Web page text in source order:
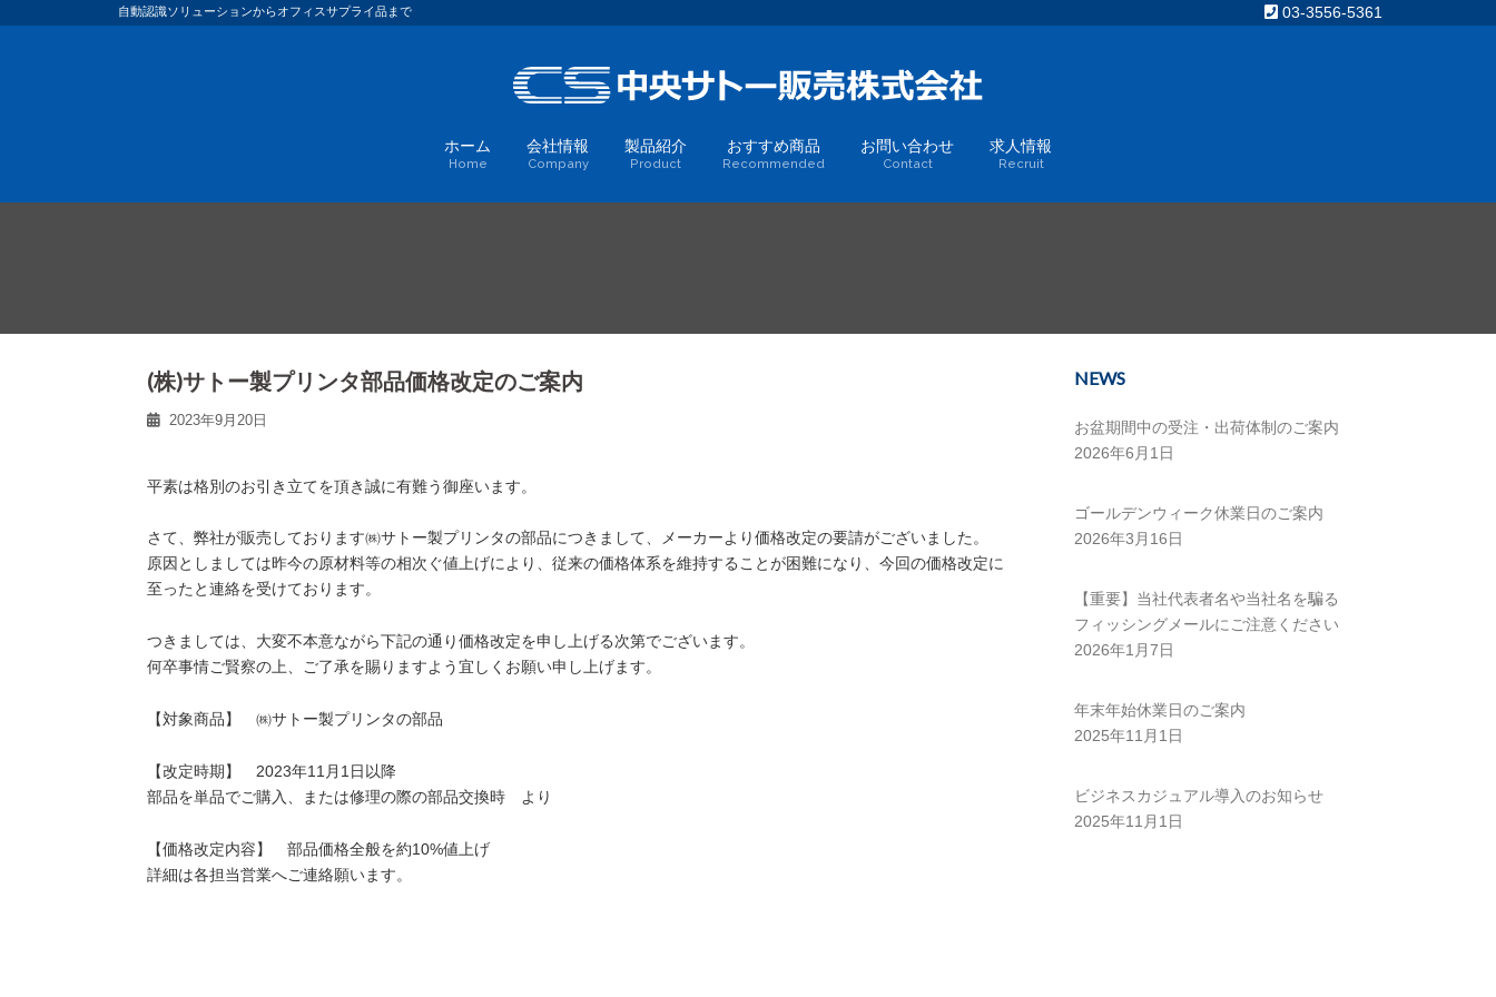
自動認識ソリューションからオフィスサプライ品まで 03-3556-5361
ホーム
Home
会社情報
Company
製品紹介
Product
おすすめ商品
Recommended
お問い合わせ
Contact
求人情報
Recruit
(株)サトー製プリンタ部品価格改定のご案内
2023年9月20日
平素は格別のお引き立てを頂き誠に有難う御座います。
さて、弊社が販売しております㈱サトー製プリンタの部品につきまして、メーカーより価格改定の要請がございました。
原因としましては昨今の原材料等の相次ぐ値上げにより、従来の価格体系を維持することが困難になり、今回の価格改定に
至ったと連絡を受けております。
つきましては、大変不本意ながら下記の通り価格改定を申し上げる次第でございます。
何卒事情ご賢察の上、ご了承を賜りますよう宜しくお願い申し上げます。
【対象商品】 ㈱サトー製プリンタの部品
【改定時期】 2023年11月1日以降
部品を単品でご購入、または修理の際の部品交換時 より
【価格改定内容】 部品価格全般を約10%値上げ
詳細は各担当営業へご連絡願います。
NEWS
お盆期間中の受注・出荷体制のご案内
2026年6月1日
ゴールデンウィーク休業日のご案内
2026年3月16日
【重要】当社代表者名や当社名を騙る
フィッシングメールにご注意ください
2026年1月7日
年末年始休業日のご案内
2025年11月1日
ビジネスカジュアル導入のお知らせ
2025年11月1日